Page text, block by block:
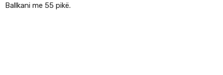
Ballkani me 55 pikë.